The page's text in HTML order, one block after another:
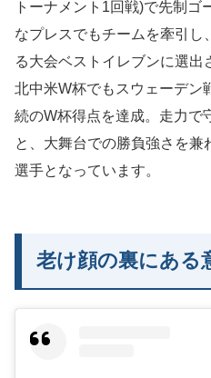
トーナメント1回戦)で先制
なプレスでもチームを牽引し
る大会ベストイレブンに選
北中米W杯でもスウェーデン
続のW杯得点を達成。走力で
と、大舞台での勝負強さを
選手となっています。
老け顔の裏にある